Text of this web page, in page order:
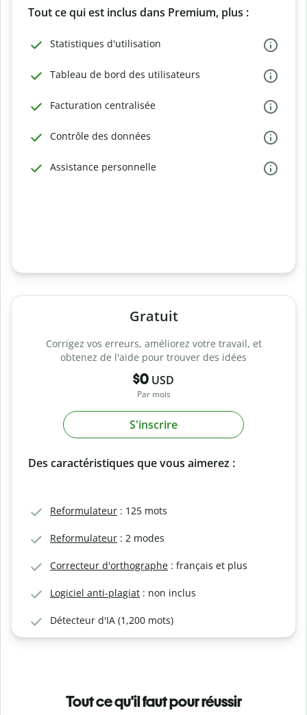
Tout ce qui est inclus dans Premium, plus :
Statistiques d'utilisation
Tableau de bord des utilisateurs
Facturation centralisée
Contrôle des données
Assistance personnelle
Gratuit
Corrigez vos erreurs, améliorez votre travail, et
obtenez de l'aide pour trouver des idées
$0 USD
Par mois
S'inscrire
Des caractéristiques que vous aimerez :
Reformulateur : 125 mots
Reformulateur : 2 modes
Correcteur d'orthographe : français et plus
Logiciel anti-plagiat : non inclus
Détecteur d'IA (1,200 mots)
Tout ce qu'il faut pour réussir